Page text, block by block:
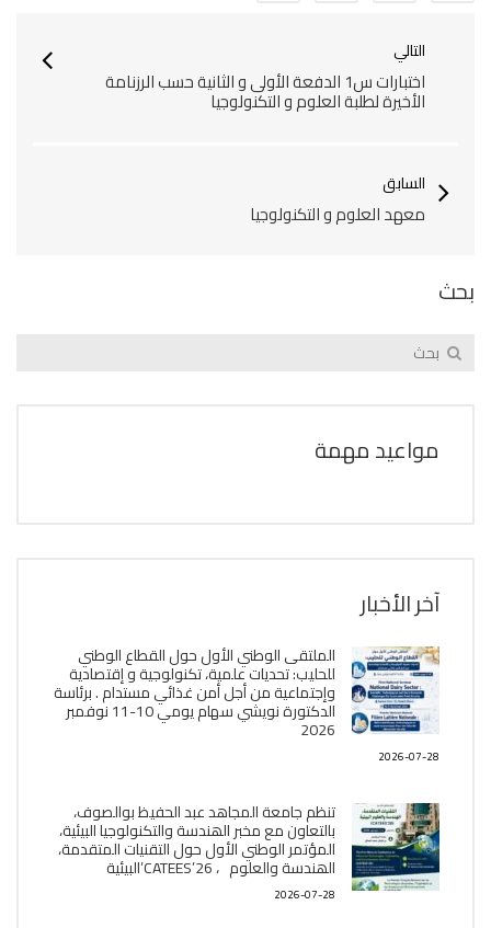
التالي
اختبارات س1 الدفعة الأولى و الثانية حسب الرزنامة
الأخيرة لطلبة العلوم و التكنولوجيا‎
السابق
معهد العلوم و التكنولوجيا
بحث
مواعيد مهمة
آخر الأخبار
الملتقى الوطني الأول حول القطاع الوطني
للحليب: تحديات علمية، تكنولوجية و إقتصادية
وإجتماعية من أجل أمن غذائي مستدام . برئاسة
الدكتورة نويشي سهام يومي 10-11 نوفمبر
2026
2026-07-28
تنظم جامعة المجاهد عبد الحفيظ بوالصوف،
بالتعاون مع مخبر الھندسة والتكنولوجيا البیئیة،
المؤتمر الوطني الأول حول التقنيات المتقدمة،
الھندسة والعلوم ، CATEES’26’البیئية
2026-07-28